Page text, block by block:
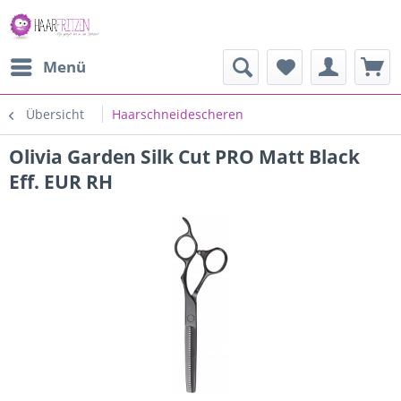
Menü
Übersicht Haarschneidescheren
Olivia Garden Silk Cut PRO Matt Black
Eff. EUR RH